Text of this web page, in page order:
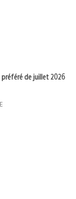
préféré de juillet 2026